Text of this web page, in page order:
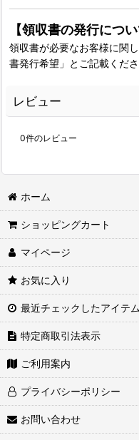
【領収書の発行につい
領収書が必要なお客様に関
書発行希望」とご記載くださ
レビュー
0件のレビュー
ホーム
ショッピングカート
マイページ
お気に入り
最近チェックしたアイテム
特定商取引法表示
ご利用案内
プライバシーポリシー
お問い合わせ